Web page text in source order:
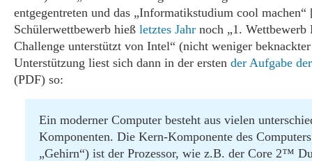
entgegentreten und das „Informatikstudium cool machen“
Schülerwettbewerb hieß letztes Jahr noch „1. Wettbewerb
Challenge unterstützt von Intel“ (nicht weniger
Unterstützung liest sich dann in der ersten der Aufgabe
(PDF) so:
Ein moderner Computer besteht aus vielen
Komponenten. Die Kern-Komponente des
„Gehirn“) ist der Prozessor, wie z.B. der Core 2™